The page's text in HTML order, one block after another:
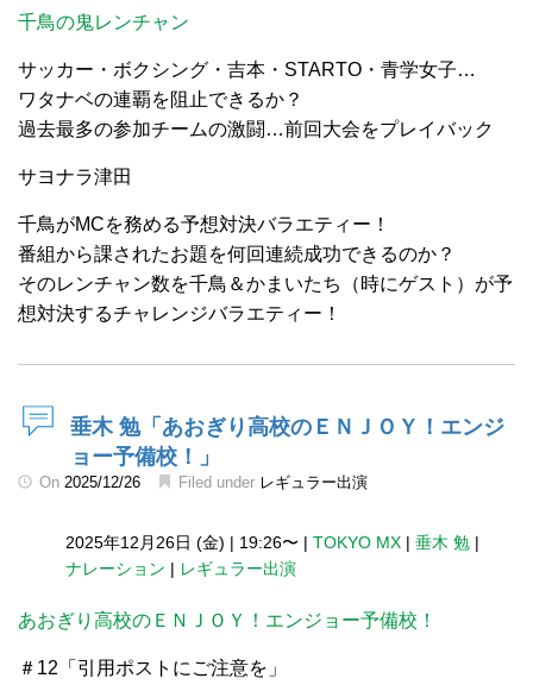
千鳥の鬼レンチャン
サッカー・ボクシング・吉本・STARTO・青学女子…
ワタナベの連覇を阻止できるか？
過去最多の参加チームの激闘…前回大会をプレイバック
サヨナラ津田
千鳥がMCを務める予想対決バラエティー！
番組から課されたお題を何回連続成功できるのか？
そのレンチャン数を千鳥＆かまいたち（時にゲスト）が予
想対決するチャレンジバラエティー！
垂木 勉「あおぎり高校のＥＮＪＯＹ！エンジ
ョー予備校！」
On 2025/12/26 Filed under レギュラー出演
2025年12月26日 (金) | 19:26〜 | TOKYO MX | 垂木 勉 |
ナレーション | レギュラー出演
あおぎり高校のＥＮＪＯＹ！エンジョー予備校！
＃12「引用ポストにご注意を」